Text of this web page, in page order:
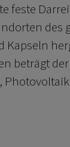
feste
des
Kapseln
beträgt